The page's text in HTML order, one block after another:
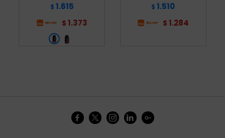
$ 1.615
$ 1.373
$ 1.510
$ 1.284
    